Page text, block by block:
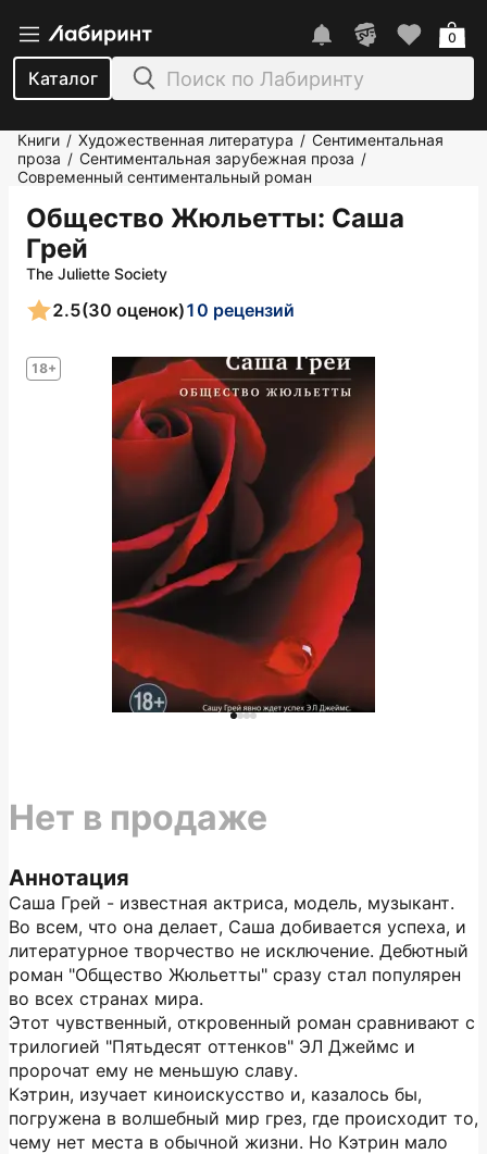
Каталог
0
Книги / Художественная литература / Сентиментальная
проза / Сентиментальная зарубежная проза /
Современный сентиментальный роман
Общество Жюльетты: Саша
Грей
The Juliette Society
18+
2.5(30 оценок)10 рецензий
Аннотация
Саша Грей - известная актриса, модель, музыкант.
Во всем, что она делает, Саша добивается успеха, и
литературное творчество не исключение. Дебютный
роман "Общество Жюльетты" сразу стал популярен
во всех странах мира.
Этот чувственный, откровенный роман сравнивают с
трилогией "Пятьдесят оттенков" ЭЛ Джеймс и
пророчат ему не меньшую славу.
Кэтрин, изучает киноискусство и, казалось бы,
погружена в волшебный мир грез, где происходит то,
чему нет места в обычной жизни. Но Кэтрин мало
Нет в продаже